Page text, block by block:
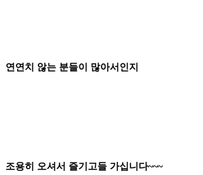
연연치 않는 분들이 많아서인지
조용히 오셔서 즐기고들 가십니다~~~